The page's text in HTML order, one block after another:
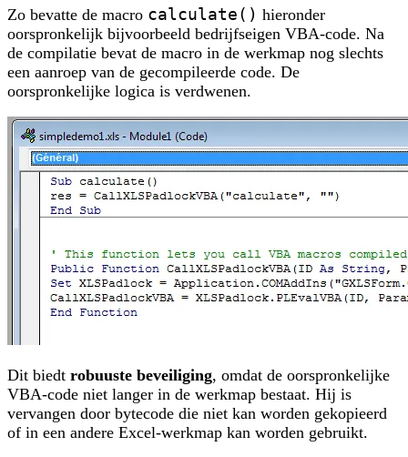
Zo bevatte de macro calculate() hieronder
oorspronkelijk bijvoorbeeld bedrijfseigen VBA-code. Na
de compilatie bevat de macro in de werkmap nog slechts
een aanroep van de gecompileerde code. De
oorspronkelijke logica is verdwenen.
Dit biedt robuuste beveiliging, omdat de oorspronkelijke
VBA-code niet langer in de werkmap bestaat. Hij is
vervangen door bytecode die niet kan worden gekopieerd
of in een andere Excel-werkmap kan worden gebruikt.